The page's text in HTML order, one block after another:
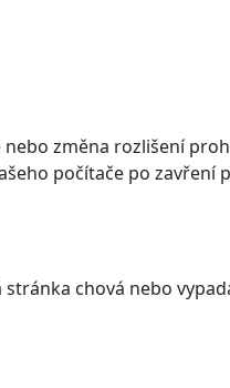
změna rozlišení
počítače po zavření
chová nebo